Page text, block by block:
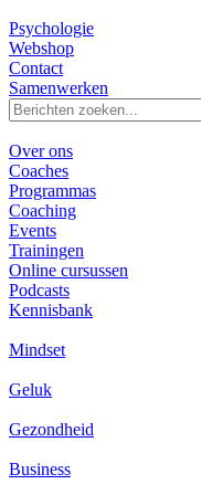
Psychologie
Webshop
Contact
Samenwerken
Zoeken
naar:
Over ons
Coaches
Programmas
Coaching
Events
Trainingen
Online cursussen
Podcasts
Kennisbank
Mindset
Geluk
Gezondheid
Business